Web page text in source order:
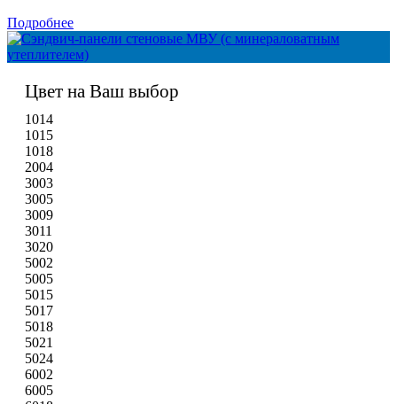
Подробнее
Цвет на Ваш выбор
1014
1015
1018
2004
3003
3005
3009
3011
3020
5002
5005
5015
5017
5018
5021
5024
6002
6005